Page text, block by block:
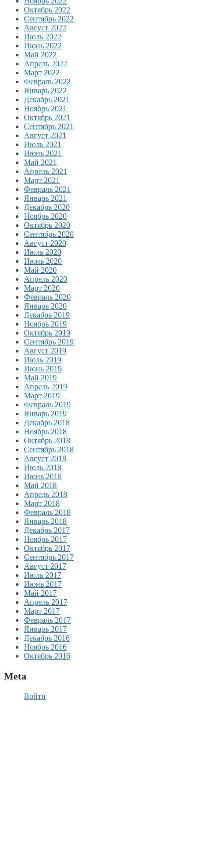
Октябрь 2022
Сентябрь 2022
Август 2022
Июль 2022
Июнь 2022
Май 2022
Апрель 2022
Март 2022
Февраль 2022
Январь 2022
Декабрь 2021
Ноябрь 2021
Октябрь 2021
Сентябрь 2021
Август 2021
Июль 2021
Июнь 2021
Май 2021
Апрель 2021
Март 2021
Февраль 2021
Январь 2021
Декабрь 2020
Ноябрь 2020
Октябрь 2020
Сентябрь 2020
Август 2020
Июль 2020
Июнь 2020
Май 2020
Апрель 2020
Март 2020
Февраль 2020
Январь 2020
Декабрь 2019
Ноябрь 2019
Октябрь 2019
Сентябрь 2019
Август 2019
Июль 2019
Июнь 2019
Май 2019
Апрель 2019
Март 2019
Февраль 2019
Январь 2019
Декабрь 2018
Ноябрь 2018
Октябрь 2018
Сентябрь 2018
Август 2018
Июль 2018
Июнь 2018
Май 2018
Апрель 2018
Март 2018
Февраль 2018
Январь 2018
Декабрь 2017
Ноябрь 2017
Октябрь 2017
Сентябрь 2017
Август 2017
Июль 2017
Июнь 2017
Май 2017
Апрель 2017
Март 2017
Февраль 2017
Январь 2017
Декабрь 2016
Ноябрь 2016
Октябрь 2016
Meta
Войти